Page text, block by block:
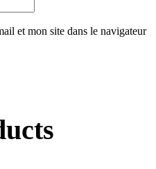
et mon site dans le navigateur